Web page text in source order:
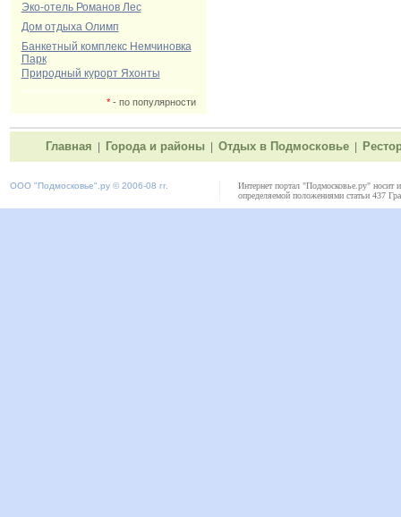
Эко-отель Романов Лес
Дом отдыха Олимп
Банкетный комплекс Немчиновка
Парк
Природный курорт Яхонты
*- по популярности
Главная Города и районы Отдых в Подмосковье
ООО "Подмосковье" .ру © 2006-08 гг.
Интернет портал "Подмосковье.ру" носит
определяемой положениями статьи 437